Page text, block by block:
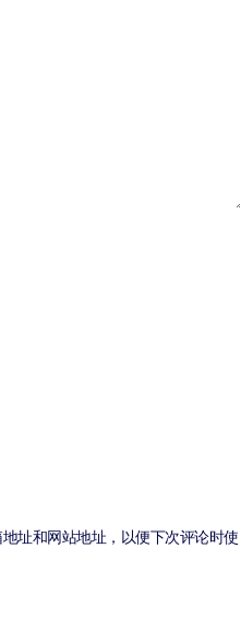
址和网站地址，以便下次评论时使